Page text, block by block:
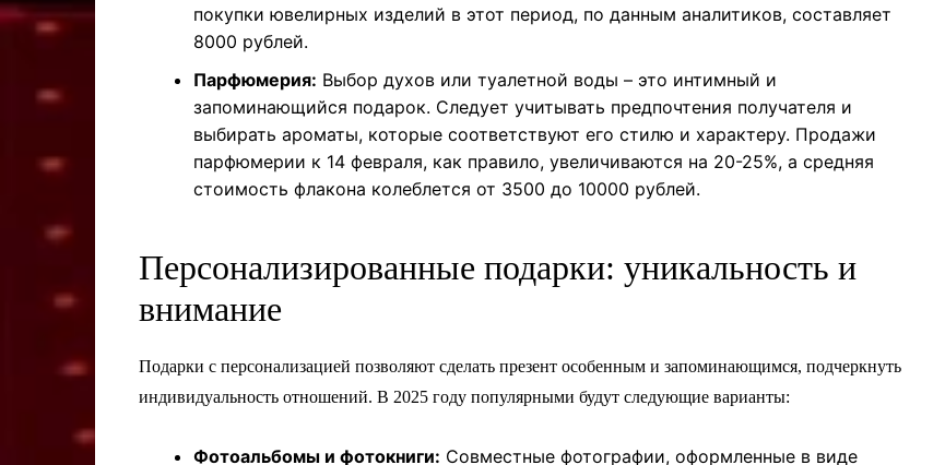
покупки ювелирных изделий в этот период, по данным аналитиков, составляет
8000 рублей.
Парфюмерия: Выбор духов или туалетной воды – это интимный и
запоминающийся подарок. Следует учитывать предпочтения получателя и
выбирать ароматы, которые соответствуют его стилю и характеру. Продажи
парфюмерии к 14 февраля, как правило, увеличиваются на 20-25%, а средняя
стоимость флакона колеблется от 3500 до 10000 рублей.
Персонализированные подарки: уникальность и
внимание
Подарки с персонализацией позволяют сделать презент особенным и запоминающимся, подчеркнуть
индивидуальность отношений. В 2025 году популярными будут следующие варианты:
Фотоальбомы и фотокниги: Совместные фотографии, оформленные в виде